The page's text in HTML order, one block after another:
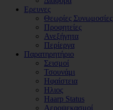
Ερευνες
Θεωρίες Συνωμοσίες
Προφητείες
Ανεξήγητα
Περίεργα
Παρατηρητήριο
Σεισμοί
Τσουνάμι
Ηφαίστεια
Ηλιος
Haarp Status
Αεροψεκασμοί